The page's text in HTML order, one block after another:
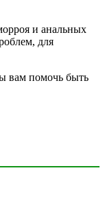
и анальных
для
вам помочь быть